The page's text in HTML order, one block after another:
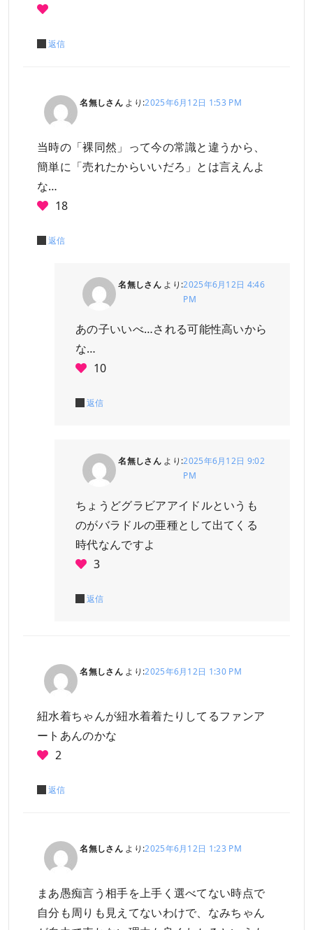
返信
名無しさん より:2025年6月12日 1:53 PM
当時の「裸同然」って今の常識と違うから、
簡単に「売れたからいいだろ」とは言えんよ
な…
18
返信
名無しさん より:2025年6月12日 4:46
PM
あの子いいべ…される可能性高いから
な…
10
返信
名無しさん より:2025年6月12日 9:02
PM
ちょうどグラビアアイドルというも
のがバラドルの亜種として出てくる
時代なんですよ
3
返信
名無しさん より:2025年6月12日 1:30 PM
紐水着ちゃんが紐水着着たりしてるファンア
ートあんのかな
2
返信
名無しさん より:2025年6月12日 1:23 PM
まあ愚痴言う相手を上手く選べてない時点で
自分も周りも見えてないわけで、なみちゃん